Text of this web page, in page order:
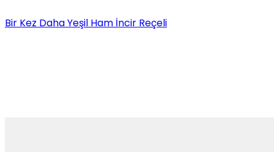
Bir Kez Daha Yeşil Ham İncir Reçeli